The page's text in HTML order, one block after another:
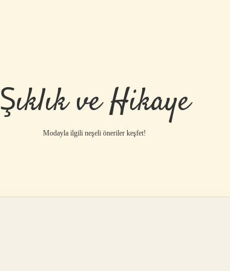
Şıklık ve Hikaye
Modayla ilgili neşeli öneriler keşfet!